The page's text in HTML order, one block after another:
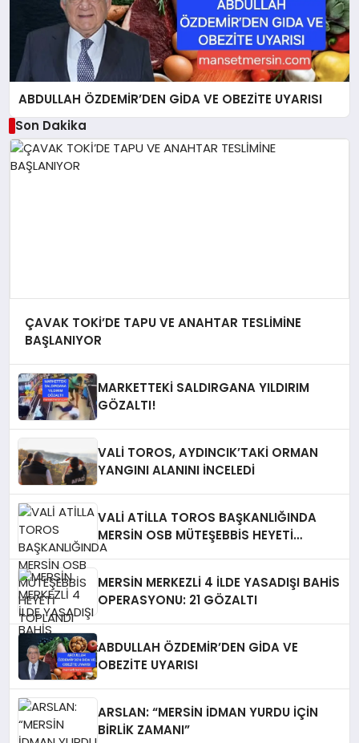
ABDULLAH ÖZDEMİR’DEN GİDA VE OBEZİTE UYARISI
Son Dakika
ÇAVAK TOKİ’DE TAPU VE ANAHTAR TESLİMİNE
BAŞLANIYOR
MARKETTEKİ SALDIRGANA YILDIRIM
GÖZALTI!
VALİ TOROS, AYDINCIK’TAKİ ORMAN
YANGINI ALANINI İNCELEDİ
VALİ ATİLLA TOROS BAŞKANLIĞINDA
MERSİN OSB MÜTEŞEBBİS HEYETİ
TOPLANDI
MERSİN MERKEZLİ 4 İLDE YASADIŞI BAHİS
OPERASYONU: 21 GÖZALTI
ABDULLAH ÖZDEMİR’DEN GİDA VE
OBEZİTE UYARISI
ARSLAN: “MERSİN İDMAN YURDU İÇİN
BİRLİK ZAMANI”